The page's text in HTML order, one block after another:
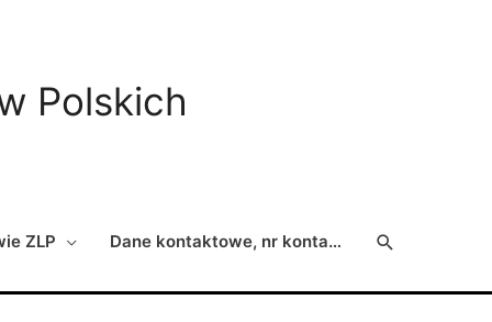
Polskich
ZLP Dane kontaktowe, nr konta… Search